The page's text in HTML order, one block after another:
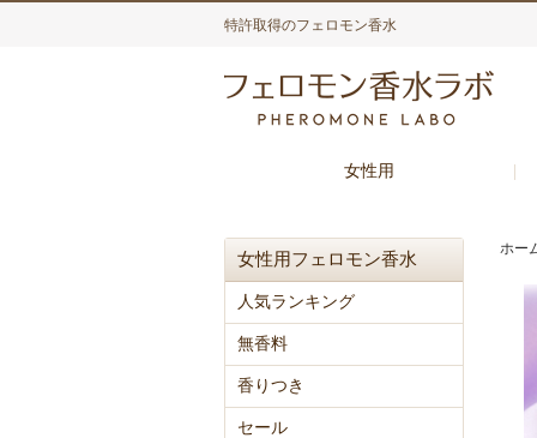
特許取得のフェロモン香水
女性用
ホー
女性用フェロモン香水
人気ランキング
無香料
香りつき
セール